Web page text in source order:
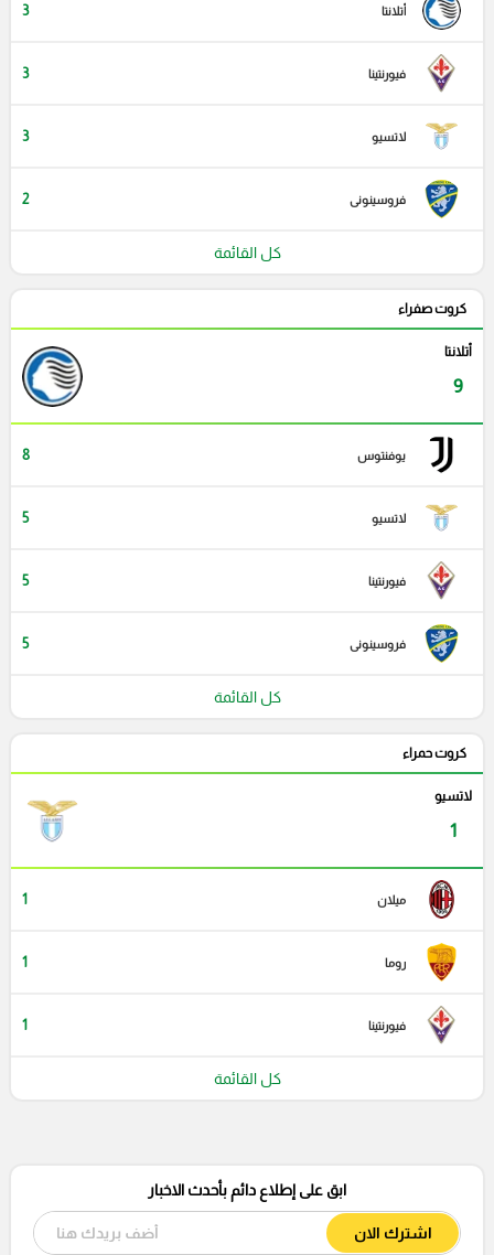
أتلانتا 3
فيورنتينا 3
لاتسيو 3
فروسينونى 2
كل القائمة
كروت صفراء
أتلانتا
9
يوفنتوس 8
لاتسيو 5
فيورنتينا 5
فروسينونى 5
كل القائمة
كروت حمراء
لاتسيو
1
ميلان 1
روما 1
فيورنتينا 1
كل القائمة
ابق على إطلاع دائم بأحدث الاخبار
اشترك الان